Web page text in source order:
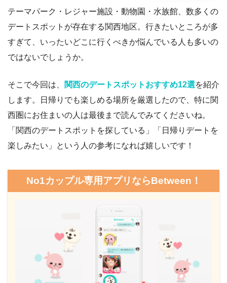
テーマパーク・レジャー施設・動物園・水族館、数多くの
デートスポットが存在する関西地区。行きたいところが多
すぎて、いったいどこに行くべきか悩んでいる人も多いの
ではないでしょうか。
そこで今回は、 関西のデートスポットおすすめ12選を紹介
します。日帰りでも楽しめる場所を厳選したので、特に関
西圏にお住まいの人は最後まで読んでみてくださいね。
「関西のデートスポットを探している」「日帰りデートを
楽しみたい」という人の参考になれば嬉しいです！
No1カップル専用アプリならBetween！